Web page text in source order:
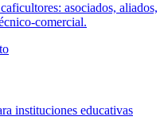
asociados, aliados,
comercial.
instituciones educativas